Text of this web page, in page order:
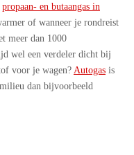
propaan- en butaangas in
of wanneer je rondreist
meer dan 1000
wel een verdeler dicht bij
voor je wagen? Autogas is
dan bijvoorbeeld